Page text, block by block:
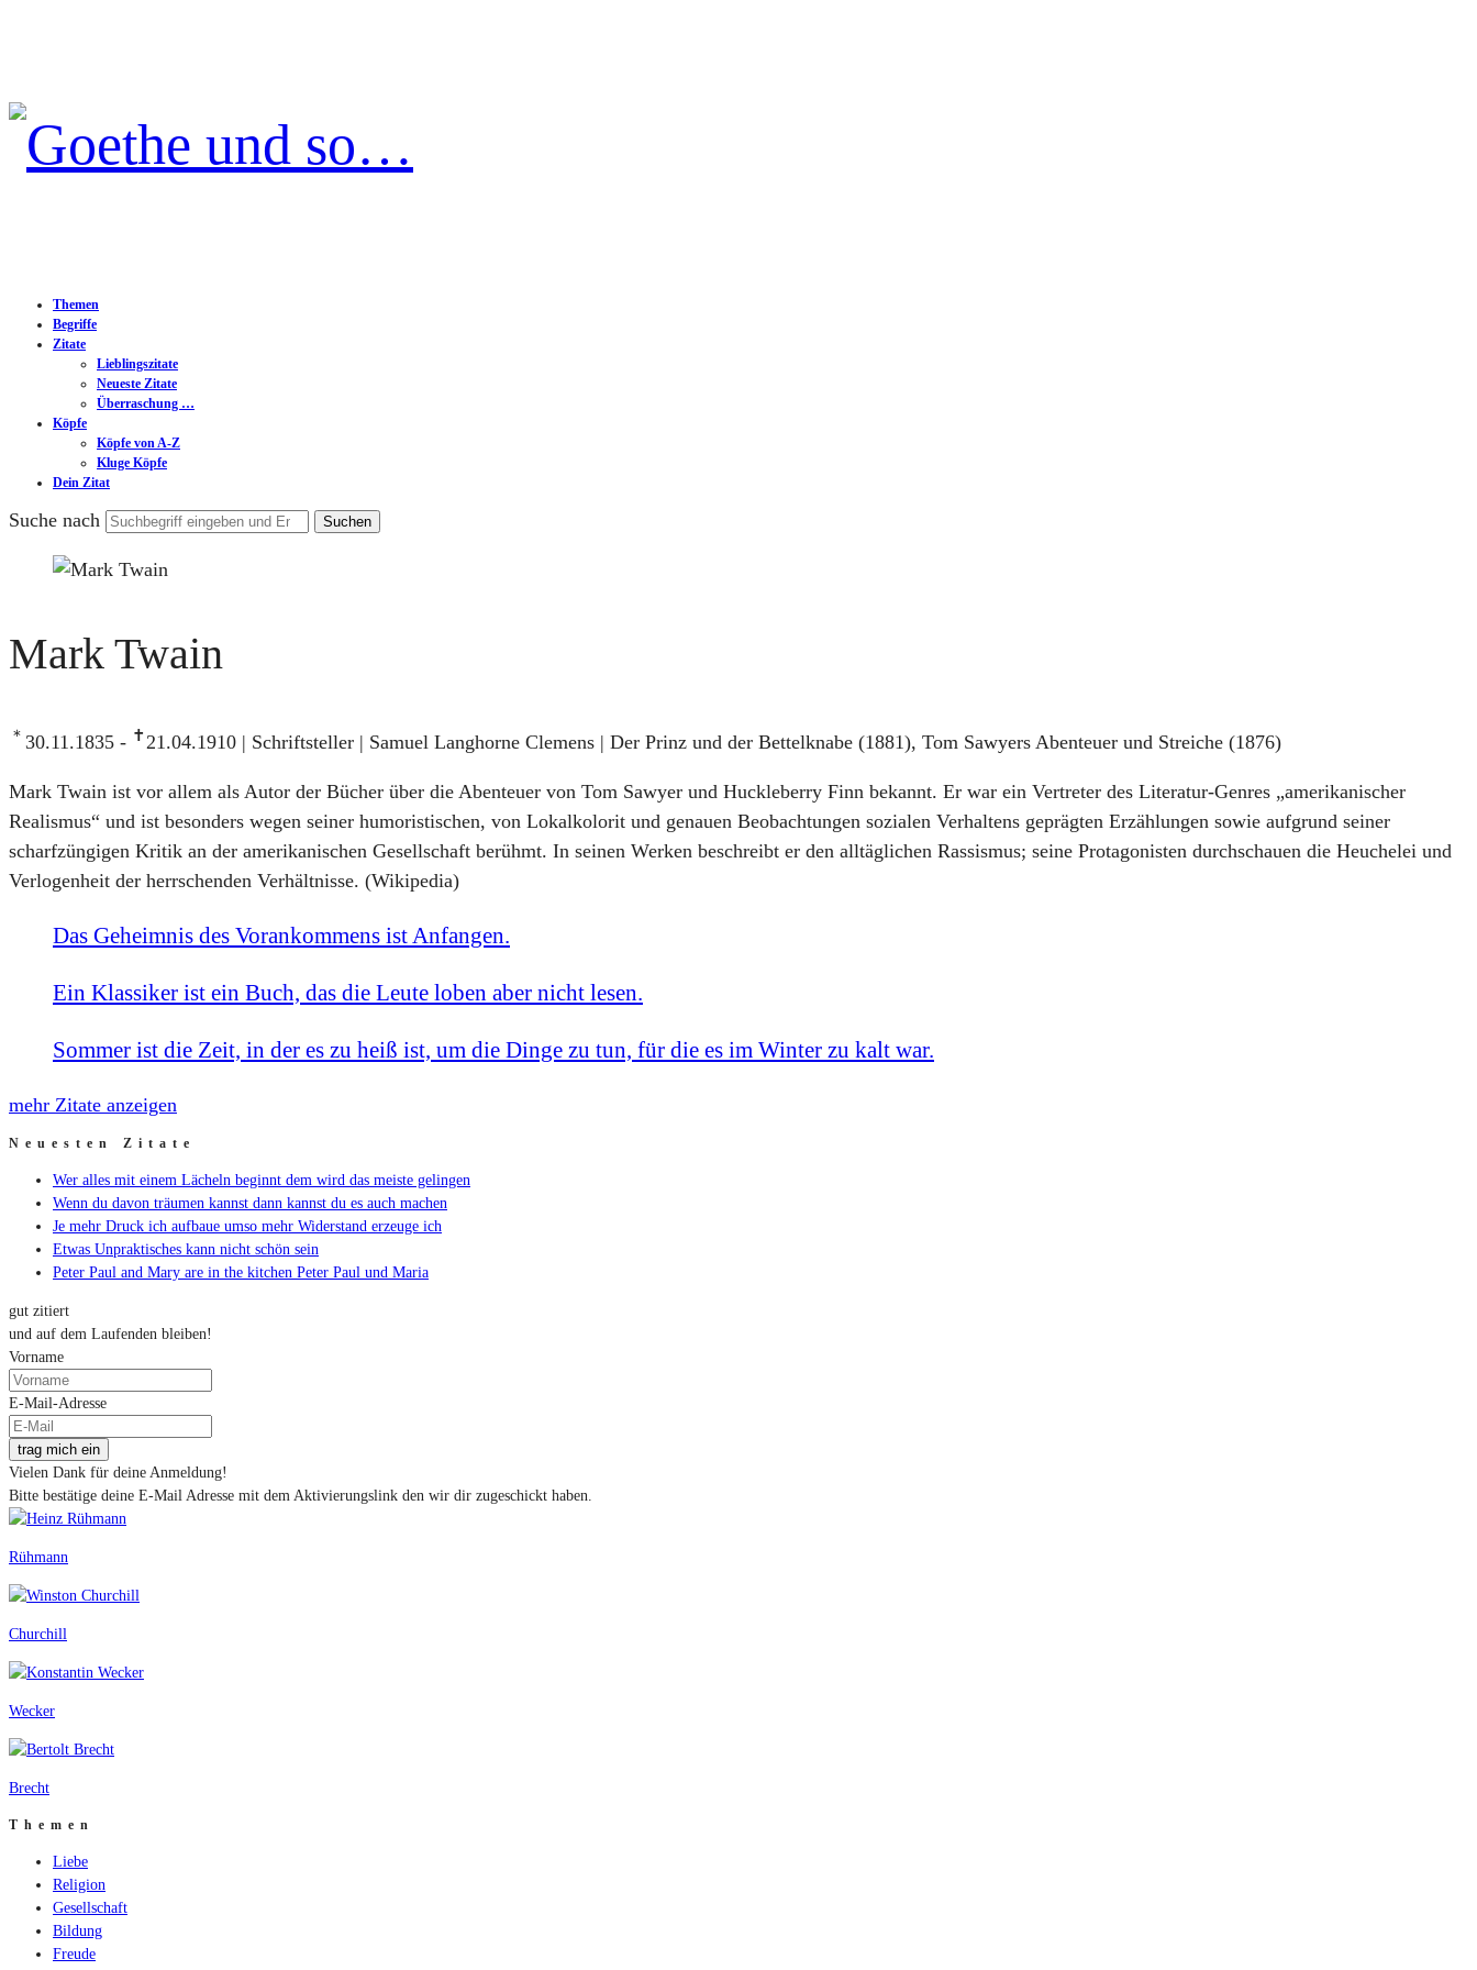
Goethe
so…
Themen
Begriffe
Zitate
Lieblingszitate
Neueste Zitate
Überraschung …
Köpfe
Köpfe von A-Z
Kluge Köpfe
Dein Zitat
Suche nach
Mark Twain
＊ 30.11.1835 - ✝21.04.1910 | Schriftsteller | Samuel Langhorne Clemens | Der Prinz und der Bettelknabe (1881), Tom Sawyers Abenteuer und Streiche (1876)
Mark Twain ist vor allem als Autor der Bücher über die Abenteuer von Tom Sawyer und Huckleberry Finn bekannt. Er war ein Vertreter des Literatur-Genres „amerikanischer
Realismus“ und ist besonders wegen seiner humoristischen, von Lokalkolorit und genauen Beobachtungen sozialen Verhaltens geprägten Erzählungen sowie aufgrund seiner
scharfzüngigen Kritik an der amerikanischen Gesellschaft berühmt. In seinen Werken beschreibt er den alltäglichen Rassismus; seine Protagonisten durchschauen die Heuchelei und
Verlogenheit der herrschenden Verhältnisse. (Wikipedia)
Das Geheimnis des Vorankommens ist Anfangen.
Ein Klassiker ist ein Buch, das die Leute loben aber nicht lesen.
Sommer ist die Zeit, in der es zu heiß ist, um die Dinge zu tun, für die es im Winter zu kalt war.
mehr Zitate anzeigen
Neuesten Zitate
Wer alles mit einem Lächeln beginnt dem wird das meiste gelingen
Wenn du davon träumen kannst dann kannst du es auch machen
Je mehr Druck ich aufbaue umso mehr Widerstand erzeuge ich
Etwas Unpraktisches kann nicht schön sein
Peter Paul and Mary are in the kitchen Peter Paul und Maria
gut zitiert
und auf dem Laufenden bleiben!
Vorname
E-Mail-Adresse
trag mich ein
Vielen Dank für deine Anmeldung!
Bitte bestätige deine E-Mail Adresse mit dem Aktivierungslink den wir dir zugeschickt haben.
Rühmann
Churchill
Wecker
Brecht
Themen
Liebe
Religion
Gesellschaft
Bildung
Freude